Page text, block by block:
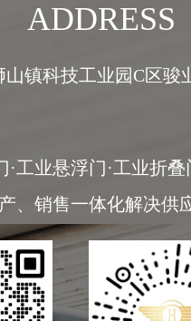
ADDRESS
镇科技工业园C区骏
·工业悬浮门·工业折叠
、销售一体化解决供